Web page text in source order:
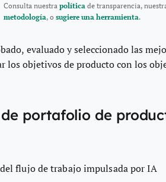
Consulta nuestra política de transparencia,
metodología, o sugiere una herramienta.
evaluado y seleccionado las
los objetivos de producto con los
portafolio de
flujo de trabajo impulsada por IA